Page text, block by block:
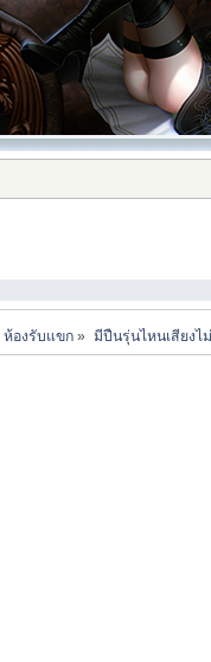
ห้องรับแขก » มีปืนรุ่นไหนเสียงไ